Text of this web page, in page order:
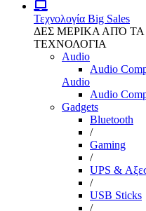
Τεχνολογία Big Sales
ΔΕΣ ΜΕΡΙΚΑ ΑΠΌ
ΤΕΧΝΟΛΟΓΙΑ
Audio
Audio
Audio
Audio
Gadgets
Bluetooth
/
Gaming
/
UPS &
/
USB Sticks
/